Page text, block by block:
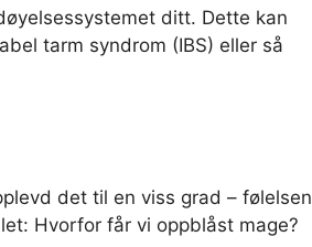
ditt. Dette kan
tarm syndrom (IBS) eller så
det til en viss grad – følelsen
Hvorfor får vi oppblåst mage?